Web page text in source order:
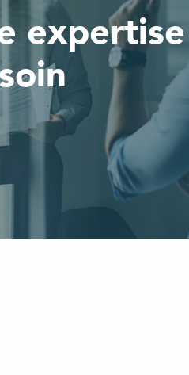
expertise